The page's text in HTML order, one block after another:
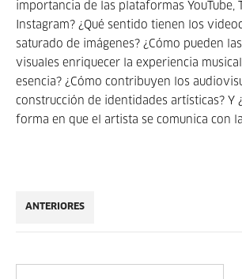
importancia de las plataformas YouTube,
Instagram? ¿Qué sentido tienen los
saturado de imágenes? ¿Cómo pueden
visuales enriquecer la experiencia
esencia? ¿Cómo contribuyen los
construcción de identidades artísticas? Y
forma en que el artista se comunica con
ANTERIORES